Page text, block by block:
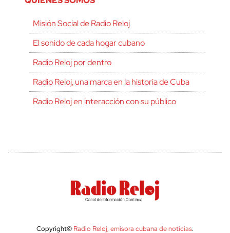
Misión Social de Radio Reloj
El sonido de cada hogar cubano
Radio Reloj por dentro
Radio Reloj, una marca en la historia de Cuba
Radio Reloj en interacción con su público
Copyright© Radio Reloj, emisora cubana de noticias.